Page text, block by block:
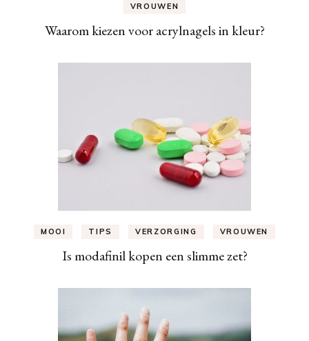
VROUWEN
Waarom kiezen voor acrylnagels in kleur?
MOOI TIPS VERZORGING VROUWEN
Is modafinil kopen een slimme zet?